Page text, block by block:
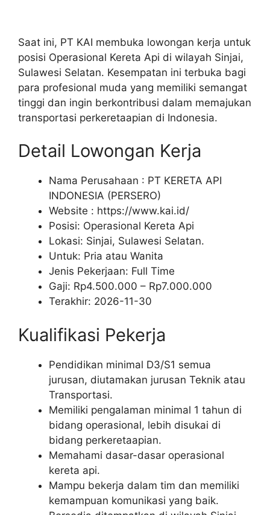
Saat ini, PT KAI membuka lowongan kerja untuk
posisi Operasional Kereta Api di wilayah Sinjai,
Sulawesi Selatan. Kesempatan ini terbuka bagi
para profesional muda yang memiliki semangat
tinggi dan ingin berkontribusi dalam memajukan
transportasi perkeretaapian di Indonesia.
Detail Lowongan Kerja
Nama Perusahaan : PT KERETA API
INDONESIA (PERSERO)
Website : https://www.kai.id/
Posisi: Operasional Kereta Api
Lokasi: Sinjai, Sulawesi Selatan.
Untuk: Pria atau Wanita
Jenis Pekerjaan: Full Time
Gaji: Rp4.500.000 – Rp7.000.000
Terakhir: 2026-11-30
Kualifikasi Pekerja
Pendidikan minimal D3/S1 semua
jurusan, diutamakan jurusan Teknik atau
Transportasi.
Memiliki pengalaman minimal 1 tahun di
bidang operasional, lebih disukai di
bidang perkeretaapian.
Memahami dasar-dasar operasional
kereta api.
Mampu bekerja dalam tim dan memiliki
kemampuan komunikasi yang baik.